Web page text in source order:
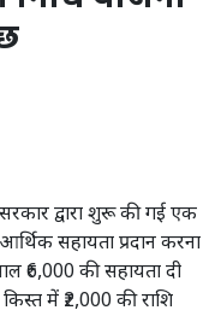
सरकार द्वारा शुरू की गई एक
सहायता प्रदान करना
₹6,000 की सहायता दी
में ₹2,000 की राशि